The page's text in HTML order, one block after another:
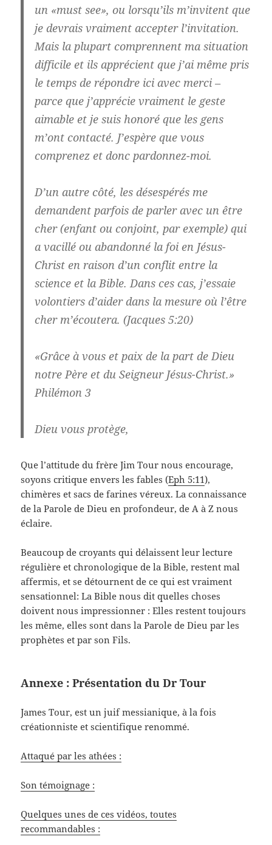
un «must see», ou lorsqu’ils m’invitent que
je devrais vraiment accepter l’invitation.
Mais la plupart comprennent ma situation
difficile et ils apprécient que j’ai même pris
le temps de répondre ici avec merci –
parce que j’apprécie vraiment le geste
aimable et je suis honoré que les gens
m’ont contacté. J’espère que vous
comprenez et donc pardonnez-moi.
D’un autre côté, les désespérés me
demandent parfois de parler avec un être
cher (enfant ou conjoint, par exemple) qui
a vacillé ou abandonné la foi en Jésus-
Christ en raison d’un conflit entre la
science et la Bible. Dans ces cas, j’essaie
volontiers d’aider dans la mesure où l’être
cher m’écoutera. (Jacques 5:20)
«Grâce à vous et paix de la part de Dieu
notre Père et du Seigneur Jésus-Christ.»
Philémon 3
Dieu vous protège,
Que l’attitude du frère Jim Tour nous encourage,
soyons critique envers les fables (Eph 5:11),
chimères et sacs de farines véreux. La connaissance
de la Parole de Dieu en profondeur, de A à Z nous
éclaire.
Beaucoup de croyants qui délaissent leur lecture
régulière et chronologique de la Bible, restent mal
affermis, et se détournent de ce qui est vraiment
sensationnel: La Bible nous dit quelles choses
doivent nous impressionner : Elles restent toujours
les même, elles sont dans la Parole de Dieu par les
prophètes et par son Fils.
Annexe : Présentation du Dr Tour
James Tour, est un juif messianique, à la fois
créationniste et scientifique renommé.
Attaqué par les athées :
Son témoignage :
Quelques unes de ces vidéos, toutes
recommandables :